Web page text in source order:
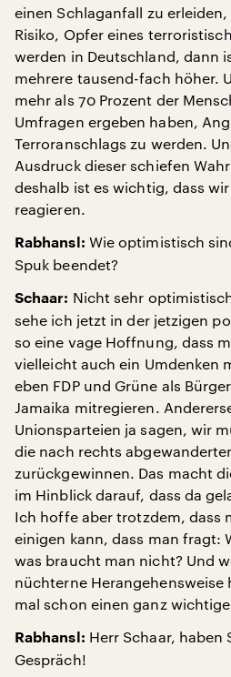
einen Schlaganfall zu
Risiko, Opfer eines
werden in Deutschland, dann
mehrere tausend-fach höher.
mehr als 70 Prozent der
Umfragen ergeben haben,
Terroranschlags zu werden.
Ausdruck dieser schiefen
deshalb ist es wichtig, dass
reagieren.
Rabhansl: Wie optimistisch
Spuk beendet?
Schaar: Nicht sehr
sehe ich jetzt in der jetzigen
so eine vage Hoffnung, dass
vielleicht auch ein Umdenken
eben FDP und Grüne als
Jamaika mitregieren.
Unionsparteien ja sagen, wir
die nach rechts
zurückgewinnen. Das macht
im Hinblick darauf, dass da
Ich hoffe aber trotzdem, dass
einigen kann, dass man fragt:
was braucht man nicht? Und
nüchterne Herangehensweise
mal schon einen ganz
Rabhansl: Herr Schaar, haben
Gespräch!